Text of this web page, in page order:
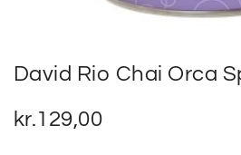
David Rio Chai Orca
kr.129,00